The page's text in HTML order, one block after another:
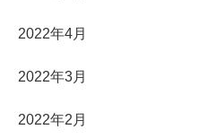
2022年4月
2022年3月
2022年2月